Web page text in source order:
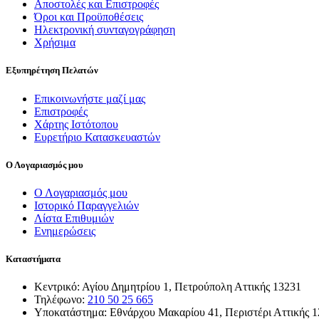
Αποστολές και Επιστροφές
Όροι και Προϋποθέσεις
Ηλεκτρονική συνταγογράφηση
Χρήσιμα
Εξυπηρέτηση Πελατών
Επικοινωνήστε μαζί μας
Επιστροφές
Χάρτης Ιστότοπου
Ευρετήριο Κατασκευαστών
Ο Λογαριασμός μου
Ο Λογαριασμός μου
Ιστορικό Παραγγελιών
Λίστα Επιθυμιών
Ενημερώσεις
Καταστήματα
Κεντρικό: Αγίου Δημητρίου 1, Πετρούπολη Αττικής 13231
Τηλέφωνο: 210 50 25 665
Υποκατάστημα: Εθνάρχου Μακαρίου 41, Περιστέρι Αττικής